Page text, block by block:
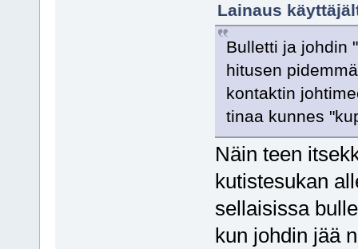
Lainaus
Bulletti ja johdin
hitusen
kontaktin
tinaa kunnes
Näin teen
kutistesukan
sellaisissa
kun johdin jää